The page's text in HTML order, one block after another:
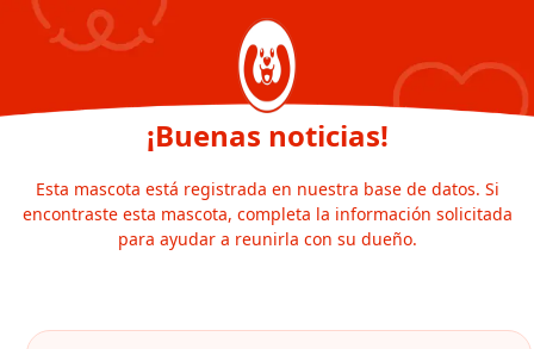
¡Buenas noticias!
Esta mascota está registrada en nuestra base de datos. Si
encontraste esta mascota, completa la información solicitada
para ayudar a reunirla con su dueño.